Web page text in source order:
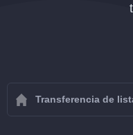
Transferencia de